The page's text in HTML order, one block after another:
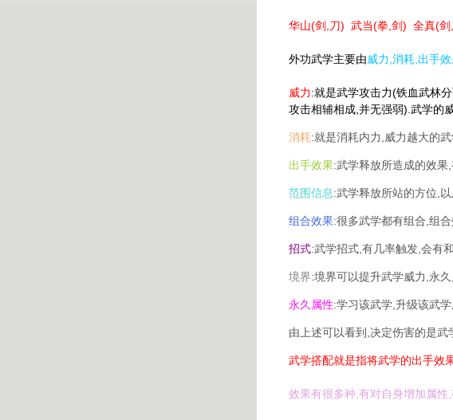
华山(剑,刀) 武当(拳,剑) 全真(
外功武学主要由威力,消耗,出手
威力:就是武学攻击力(铁血武林
攻击相辅相成,并无强弱).武学的
消耗:就是消耗内力,威力越大的
出手效果:武学释放所造成的效
范围信息:武学释放所站的方位,
组合效果:很多武学都有组合,组
招式:武学招式,有几率触发,会有
境界:境界可以提升武学威力,永
永久属性:学习该武学,升级该武
由上述可以看到,决定伤害的是武
武学搭配就是指将武学的出手效
效果有很多种,有对自身增加属